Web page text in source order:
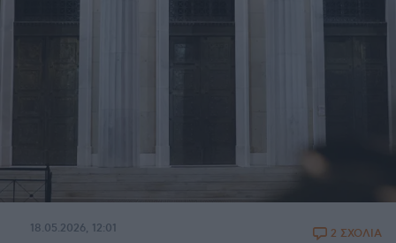
18.05.2026, 12:01 2 ΣΧΟΛΙΑ